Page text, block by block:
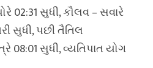
સુધી, કૌલવ – સવારે
સુધી, પછી તૈતિલ
08:01 સુધી, વ્યતિપાત યોગ